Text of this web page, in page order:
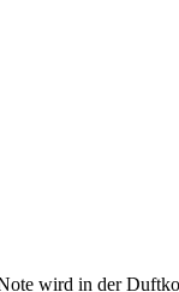
wird in der